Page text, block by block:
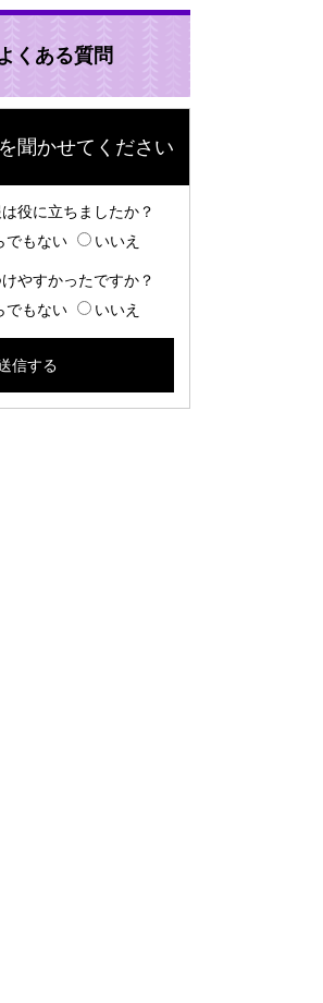
くある質問
聞かせてください
役に立ちましたか？
でもない いいえ
やすかったですか？
でもない いいえ